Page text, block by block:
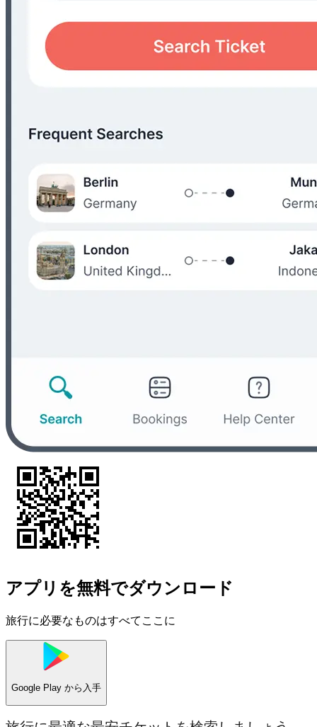
アプリを無料でダウンロード
旅行に必要なものはすべてここに
Google Play から入手